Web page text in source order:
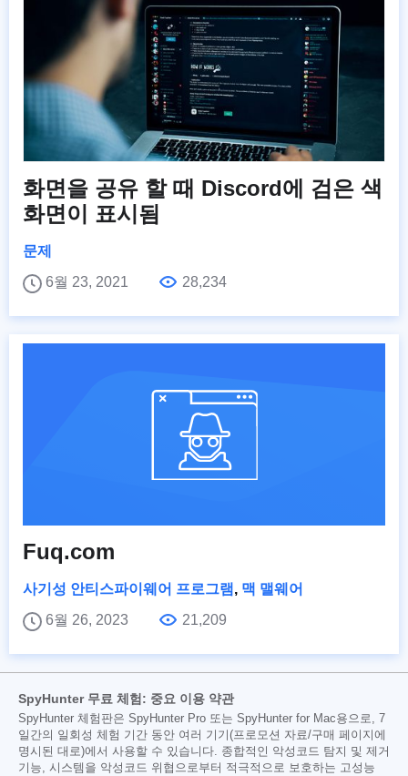
화면을 공유 할 때 Discord에 검은 색
화면이 표시됨
문제
6월 23, 2021
28,234
Fuq.com
사기성 안티스파이웨어 프로그램 , 맥 맬웨어
6월 26, 2023
21,209
SpyHunter 무료 체험: 중요 이용 약관
SpyHunter 체험판은 SpyHunter Pro 또는 SpyHunter for Mac용으로, 7
일간의 일회성 체험 기간 동안 여러 기기(프로모션 자료/구매 페이지에
명시된 대로)에서 사용할 수 있습니다. 종합적인 악성코드 탐지 및 제거
기능, 시스템을 악성코드 위협으로부터 적극적으로 보호하는 고성능